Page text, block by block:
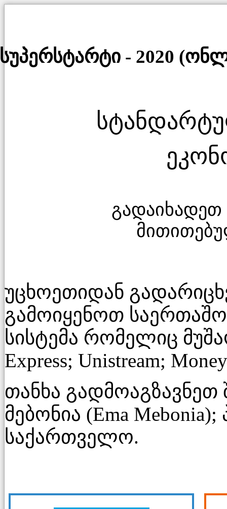
სუპერსტარტი - 2020
გადაიხადეთ
უცხოეთიდან
გამოიყენოთ
სისტემა რომელიც
Express; Unistream;
თანხა გადმოაგზავნეთ
მებონია (Ema
საქართველო.